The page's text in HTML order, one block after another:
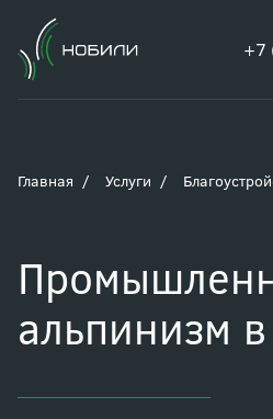
+7
Главная Услуги
альпинизм